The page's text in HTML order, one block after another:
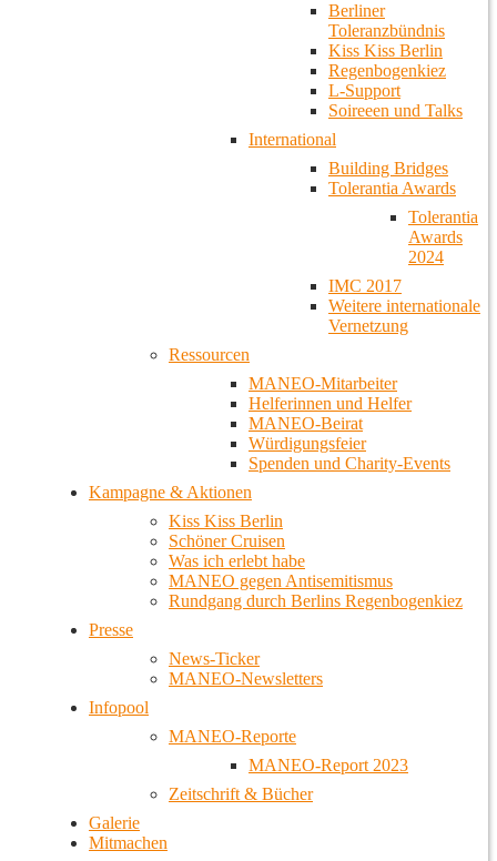
Berliner
Toleranzbündnis
Kiss Kiss Berlin
Regenbogenkiez
L-Support
Soireeen und Talks
International
Building Bridges
Tolerantia Awards
Tolerantia
Awards
2024
IMC 2017
Weitere internationale
Vernetzung
Ressourcen
MANEO-Mitarbeiter
Helferinnen und Helfer
MANEO-Beirat
Würdigungsfeier
Spenden und Charity-Events
Kampagne & Aktionen
Kiss Kiss Berlin
Schöner Cruisen
Was ich erlebt habe
MANEO gegen Antisemitismus
Rundgang durch Berlins Regenbogenkiez
Presse
News-Ticker
MANEO-Newsletters
Infopool
MANEO-Reporte
MANEO-Report 2023
Zeitschrift & Bücher
Galerie
Mitmachen